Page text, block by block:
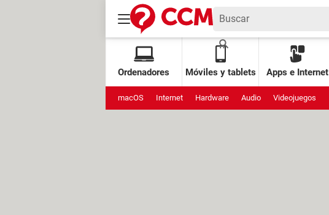
Ordenadores Móviles y tablets Apps e Internet
macOS Internet Hardware Audio Videojuegos